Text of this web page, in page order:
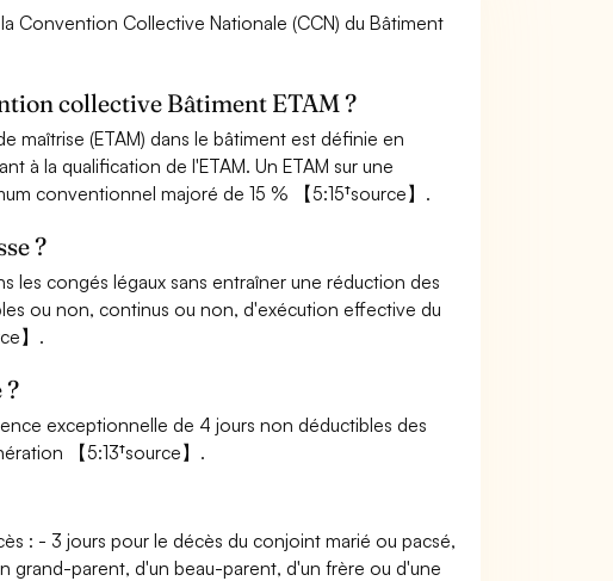
Convention Collective Nationale (CCN) du Bâtiment
collective Bâtiment ETAM ?
maîtrise (ETAM) dans le bâtiment est définie en
à la qualification de l'ETAM. Un ETAM sur une
conventionnel majoré de 15 % 【5:15†source】.
?
les congés légaux sans entraîner une réduction des
ou non, continus ou non, d'exécution effective du
】.
?
exceptionnelle de 4 jours non déductibles des
【5:13†source】.
: - 3 jours pour le décès du conjoint marié ou pacsé,
grand-parent, d'un beau-parent, d'un frère ou d'une